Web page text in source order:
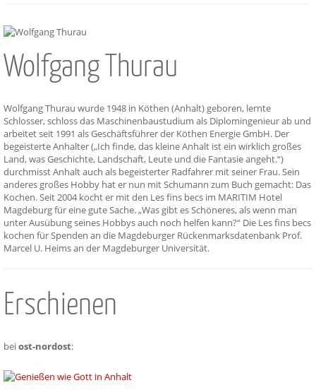
Wolfgang Thurau
Wolfgang Thurau wurde 1948 in Köthen (Anhalt) geboren, lernte
Schlosser, schloss das Maschinenbaustudium als Diplomingenieur ab und
arbeitet seit 1991 als Geschäftsführer der Köthen Energie GmbH. Der
begeisterte Anhalter („Ich finde, das kleine Anhalt ist ein wirklich großes
Land, was Geschichte, Landschaft, Leute und die Fantasie angeht.“)
durchmisst Anhalt auch als begeisterter Radfahrer mit seiner Frau. Sein
anderes großes Hobby hat er nun mit Schumann zum Buch gemacht: Das
Kochen. Seit 2004 kocht er mit den Les fins becs im MARITIM Hotel
Magdeburg für eine gute Sache. „Was gibt es Schöneres, als wenn man
unter Ausübung seines Hobbys auch noch helfen kann?“ Die Les fins becs
kochen für Spenden an die Magdeburger Rückenmarksdatenbank Prof.
Marcel U. Heims an der Magdeburger Universität.
Erschienen
beiost-nordost: